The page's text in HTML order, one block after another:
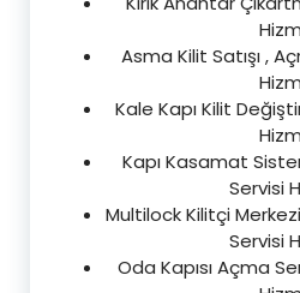
Asma Kilit Satışı ,
Kale Kapı Kilit
Kapı Kasamat
Servisi
Multilock Kilitçi
Servisi
Oda Kapısı Açma